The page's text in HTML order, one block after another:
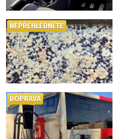
NEPŘEHLÉDNĚTE
DOPRAVA